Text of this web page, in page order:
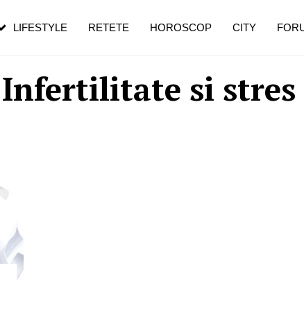
Infertilitate si stres
LIFESTYLE RETETE HOROSCOP CITY
pe măsură ce înaintezi în vârstă